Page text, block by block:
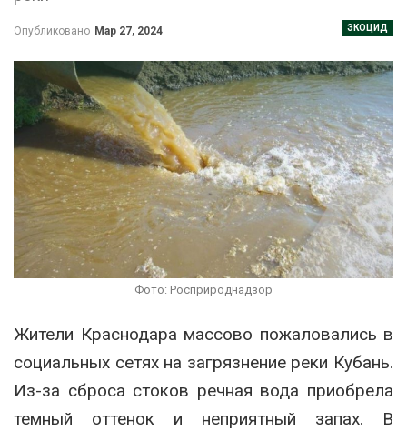
ЭКОЦИД
Опубликовано Мар 27, 2024
Фото: Росприроднадзор
Жители Краснодара массово пожаловались в
социальных сетях на загрязнение реки Кубань.
Из-за сброса стоков речная вода приобрела
темный оттенок и неприятный запах. В